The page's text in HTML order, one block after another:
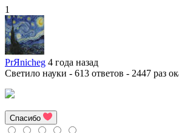
1
PrЯnicheg 4 года назад
Светило науки - 613 ответов - 2447 раз
Спасибо